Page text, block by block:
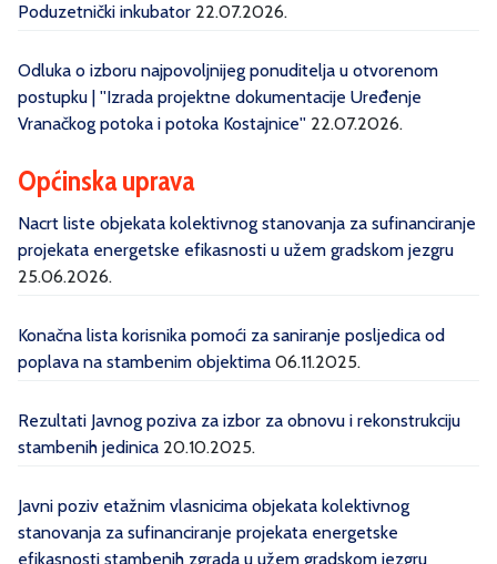
Poduzetnički inkubator 22.07.2026.
Odluka o izboru najpovoljnijeg ponuditelja u otvorenom
postupku | ''Izrada projektne dokumentacije Uređenje
Vranačkog potoka i potoka Kostajnice'' 22.07.2026.
Općinska uprava
Nacrt liste objekata kolektivnog stanovanja za sufinanciranje
projekata energetske efikasnosti u užem gradskom jezgru
25.06.2026.
Konačna lista korisnika pomoći za saniranje posljedica od
poplava na stambenim objektima 06.11.2025.
Rezultati Javnog poziva za izbor za obnovu i rekonstrukciju
stambenih jedinica 20.10.2025.
Javni poziv etažnim vlasnicima objekata kolektivnog
stanovanja za sufinanciranje projekata energetske
efikasnosti stambenih zgrada u užem gradskom jezgru